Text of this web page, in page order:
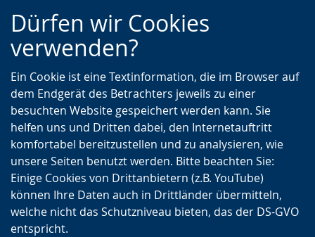
Zur
Hauptnavigation
Zur
Seitennavigation
Zum
Inhalt
Dürfen wir Cookies
verwenden?
Ein Cookie ist eine Textinformation, die im Browser auf
dem Endgerät des Betrachters jeweils zu einer
besuchten Website gespeichert werden kann. Sie
helfen uns und Dritten dabei, den Internetauftritt
komfortabel bereitzustellen und zu analysieren, wie
unsere Seiten benutzt werden. Bitte beachten Sie:
Einige Cookies von Drittanbietern (z.B. YouTube)
können Ihre Daten auch in Drittländer übermitteln,
welche nicht das Schutzniveau bieten, das der DS-GVO
entspricht.